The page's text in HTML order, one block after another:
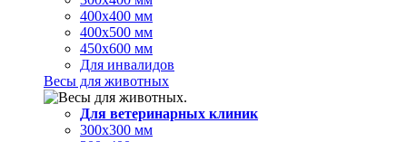
400х400 мм
400х500 мм
450х600 мм
Для инвалидов
Весы для животных
Для ветеринарных клиник
300х300 мм